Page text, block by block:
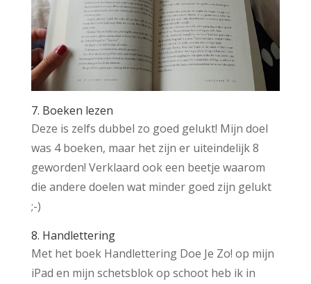
7. Boeken lezen
Deze is zelfs dubbel zo goed gelukt! Mijn doel
was 4 boeken, maar het zijn er uiteindelijk 8
geworden! Verklaard ook een beetje waarom
die andere doelen wat minder goed zijn gelukt
;-)
8. Handlettering
Met het boek Handlettering Doe Je Zo! op mijn
iPad en mijn schetsblok op schoot heb ik in